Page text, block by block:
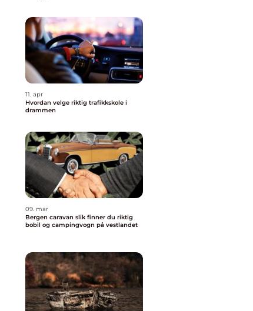
11. apr
Hvordan velge riktig trafikkskole i
drammen
09. mar
Bergen caravan slik finner du riktig
bobil og campingvogn på vestlandet